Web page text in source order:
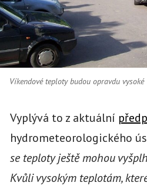
Víkendové teploty budou opravdu vysoké
Vyplývá to z aktuální
hydrometeorologického
se teploty ještě mohou
Kvůli vysokým teplotám,